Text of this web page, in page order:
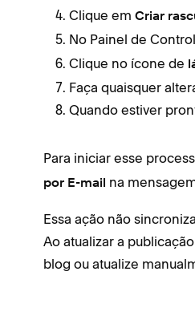
Clique em Criar
No Painel de
Clique no ícone de
Faça quaisquer
Quando estiver
Para iniciar esse
por E-mail
na
Essa ação não
Ao atualizar a
blog ou atualize